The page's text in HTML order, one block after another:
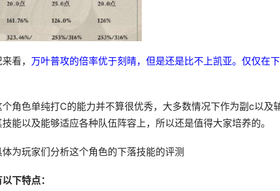
看， 万叶普攻的倍率优于刻晴，但是还是比不上凯亚。仅仅在
角色单纯打C的能力并不算很优秀，大多数情况下作为副c以及
能以及能够适应各种队伍阵容上，所以还是值得大家培养的。
为玩家们分析这个角色的下落技能的评测
下特点：